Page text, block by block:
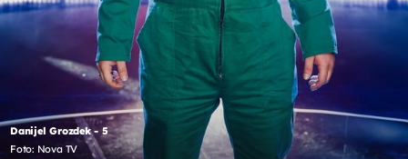
Danijel Grozdek - 5
Foto: Nova TV